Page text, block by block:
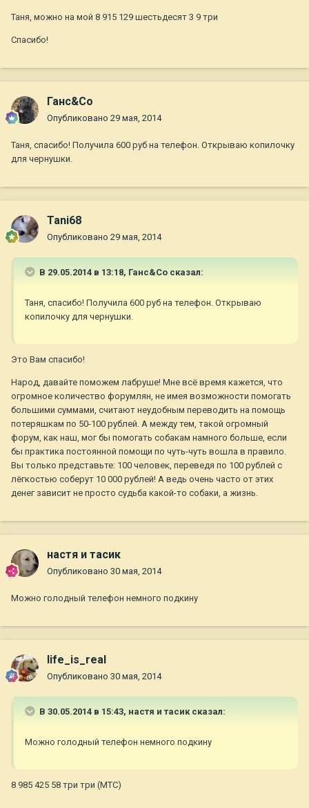
Таня, можно на мой 8 915 129 шестьдесят 3 9 три
Спасибо!
Ганс&Co
Опубликовано 29 мая, 2014
Таня, спасибо! Получила 600 руб на телефон. Открываю копилочку
для чернушки.
Tani68
Опубликовано 29 мая, 2014
В 29.05.2014 в 13:18, Ганс&Co сказал:
Таня, спасибо! Получила 600 руб на телефон. Открываю
копилочку для чернушки.
Это Вам спасибо!
Народ, давайте поможем лабруше! Мне всё время кажется, что
огромное количество форумлян, не имея возможности помогать
большими суммами, считают неудобным переводить на помощь
потеряшкам по 50-100 рублей. А между тем, такой огромный
форум, как наш, мог бы помогать собакам намного больше, если
бы практика постоянной помощи по чуть-чуть вошла в правило.
Вы только представьте: 100 человек, переведя по 100 рублей с
лёгкостью соберут 10 000 рублей! А ведь очень часто от этих
денег зависит не просто судьба какой-то собаки, а жизнь.
настя и тасик
Опубликовано 30 мая, 2014
Можно голодный телефон немного подкину
life_is_real
Опубликовано 30 мая, 2014
В 30.05.2014 в 15:43, настя и тасик сказал:
Можно голодный телефон немного подкину
8 985 425 58 три три (МТС)